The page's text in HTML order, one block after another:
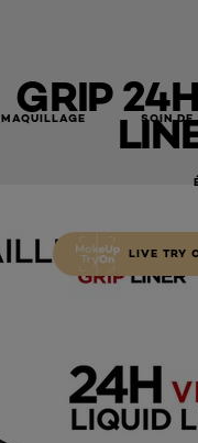
MAQUILLAGE SOIN DE
GRIP
LIVE TRY